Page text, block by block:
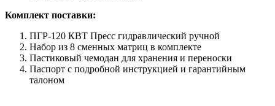
Комплект поставки:
ПГР-120 КВТ Пресс гидравлический ручной
Набор из 8 сменных матриц в комплекте
Пастиковый чемодан для хранения и переноски
Паспорт с подробной инструкцией и гарантийным
талоном